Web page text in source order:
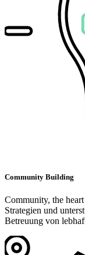
Community Building
Community, the
Strategien und
Betreuung von